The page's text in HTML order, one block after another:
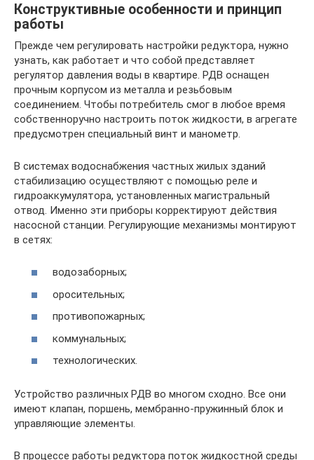
Конструктивные особенности и принцип
работы
Прежде чем регулировать настройки редуктора, нужно
узнать, как работает и что собой представляет
регулятор давления воды в квартире. РДВ оснащен
прочным корпусом из металла и резьбовым
соединением. Чтобы потребитель смог в любое время
собственноручно настроить поток жидкости, в агрегате
предусмотрен специальный винт и манометр.
В системах водоснабжения частных жилых зданий
стабилизацию осуществляют с помощью реле и
гидроаккумулятора, установленных магистральный
отвод. Именно эти приборы корректируют действия
насосной станции. Регулирующие механизмы монтируют
в сетях:
водозаборных;
оросительных;
противопожарных;
коммунальных;
технологических.
Устройство различных РДВ во многом сходно. Все они
имеют клапан, поршень, мембранно-пружинный блок и
управляющие элементы.
В процессе работы редуктора поток жидкостной среды